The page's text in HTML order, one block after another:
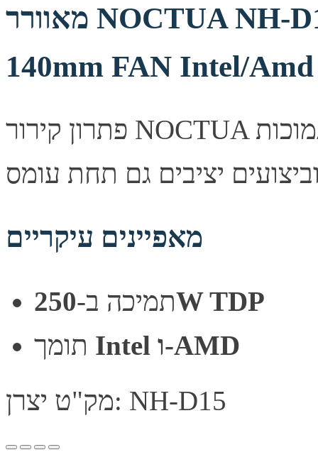
מאוורר NOCTUA NH-D15 250W TDP DUAL
140mm FAN Intel/
פתרון קירור NOCTUA למעבד, שומר על טמפראות נמוכות
מאפיינים עיקריים
תמיכה ב-250W TDP
Intel ו-AMD
מק"ט יצרן: NH-D15